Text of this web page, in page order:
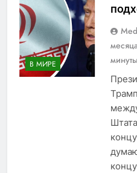
В МИРЕ
минуты